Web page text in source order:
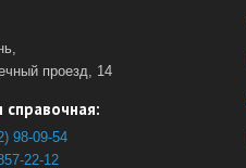
проезд, 14
справочная:
98-09-54
22-12